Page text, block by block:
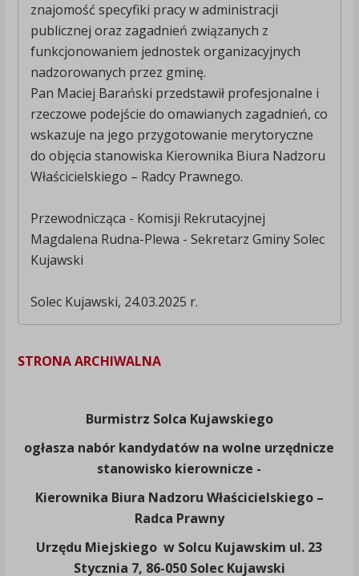
znajomość specyfiki pracy w administracji
publicznej oraz zagadnień związanych z
funkcjonowaniem jednostek organizacyjnych
nadzorowanych przez gminę.
Pan Maciej Barański przedstawił profesjonalne i
rzeczowe podejście do omawianych zagadnień, co
wskazuje na jego przygotowanie merytoryczne
do objęcia stanowiska Kierownika Biura Nadzoru
Właścicielskiego – Radcy Prawnego.
Przewodnicząca - Komisji Rekrutacyjnej
Magdalena Rudna-Plewa - Sekretarz Gminy Solec
Kujawski
Solec Kujawski, 24.03.2025 r.
STRONA ARCHIWALNA
Burmistrz Solca Kujawskiego
ogłasza nabór kandydatów na wolne urzędnicze
stanowisko kierownicze -
Kierownika Biura Nadzoru Właścicielskiego –
Radca Prawny
Urzędu Miejskiego w Solcu Kujawskim ul. 23
Stycznia 7, 86-050 Solec Kujawski